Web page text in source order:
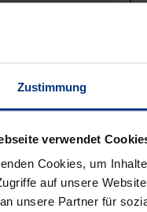
Zustimmung
verwendet
Cookies, um
auf unsere
unsere Partner für